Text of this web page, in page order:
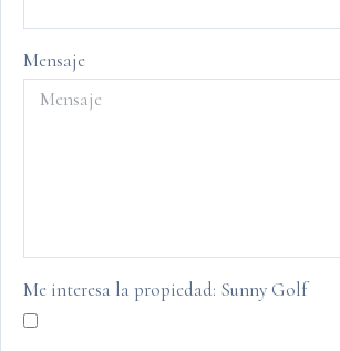
Mensaje
Me interesa la propiedad: Sunny Golf